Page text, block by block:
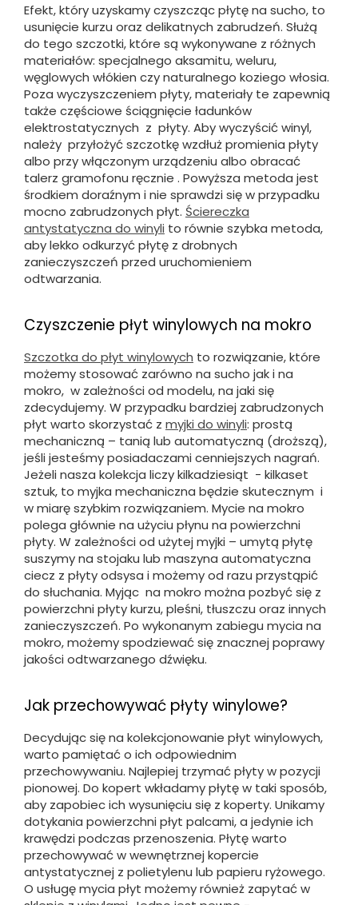
Efekt, który uzyskamy czyszcząc płytę na sucho, to
usunięcie kurzu oraz delikatnych zabrudzeń. Służą
do tego szczotki, które są wykonywane z różnych
materiałów: specjalnego aksamitu, weluru,
węglowych włókien czy naturalnego koziego włosia.
Poza wyczyszczeniem płyty, materiały te zapewnią
także częściowe ściągnięcie ładunków
elektrostatycznych z płyty. Aby wyczyścić winyl,
należy przyłożyć szczotkę wzdłuż promienia płyty
albo przy włączonym urządzeniu albo obracać
talerz gramofonu ręcznie . Powyższa metoda jest
środkiem doraźnym i nie sprawdzi się w przypadku
mocno zabrudzonych płyt. Ściereczka
antystatyczna do winyli to równie szybka metoda,
aby lekko odkurzyć płytę z drobnych
zanieczyszczeń przed uruchomieniem
odtwarzania.
Czyszczenie płyt winylowych na mokro
Szczotka do płyt winylowych to rozwiązanie, które
możemy stosować zarówno na sucho jak i na
mokro, w zależności od modelu, na jaki się
zdecydujemy. W przypadku bardziej zabrudzonych
płyt warto skorzystać z myjki do winyli: prostą
mechaniczną – tanią lub automatyczną (droższą),
jeśli jesteśmy posiadaczami cenniejszych nagrań.
Jeżeli nasza kolekcja liczy kilkadziesiąt - kilkaset
sztuk, to myjka mechaniczna będzie skutecznym i
w miarę szybkim rozwiązaniem. Mycie na mokro
polega głównie na użyciu płynu na powierzchni
płyty. W zależności od użytej myjki – umytą płytę
suszymy na stojaku lub maszyna automatyczna
ciecz z płyty odsysa i możemy od razu przystąpić
do słuchania. Myjąc na mokro można pozbyć się z
powierzchni płyty kurzu, pleśni, tłuszczu oraz innych
zanieczyszczeń. Po wykonanym zabiegu mycia na
mokro, możemy spodziewać się znacznej poprawy
jakości odtwarzanego dźwięku.
Jak przechowywać płyty winylowe?
Decydując się na kolekcjonowanie płyt winylowych,
warto pamiętać o ich odpowiednim
przechowywaniu. Najlepiej trzymać płyty w pozycji
pionowej. Do kopert wkładamy płytę w taki sposób,
aby zapobiec ich wysunięciu się z koperty. Unikamy
dotykania powierzchni płyt palcami, a jedynie ich
krawędzi podczas przenoszenia. Płytę warto
przechowywać w wewnętrznej kopercie
antystatycznej z polietylenu lub papieru ryżowego.
O usługę mycia płyt możemy również zapytać w